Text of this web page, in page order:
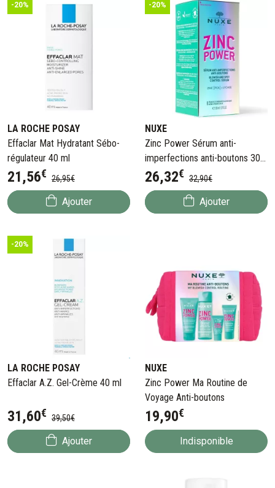
-20%
LA ROCHE POSAY
Effaclar Mat Hydratant Sébo-
régulateur 40 ml
21,56€ 26,95€
Ajouter
-20%
NUXE
Zinc Power Sérum anti-
imperfections anti-boutons 30
ml
26,32€ 32,90€
Ajouter
-20%
LA ROCHE POSAY
Effaclar A.Z. Gel-Crème 40 ml
31,60€ 39,50€
Ajouter
NUXE
Zinc Power Ma Routine de
Voyage Anti-boutons
19,90€
Indisponible